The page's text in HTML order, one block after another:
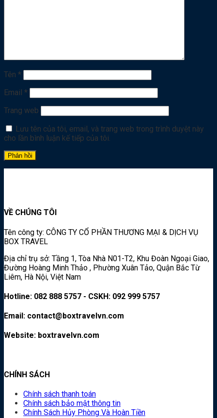
Tên *
Email *
Trang web
Lưu tên của tôi, email, và trang web trong trình duyệt này
cho lần bình luận kế tiếp của tôi.
VỀ CHÚNG TÔI
Tên công ty: CÔNG TY CỔ PHẦN THƯƠNG MẠI & DỊCH VỤ
BOX TRAVEL
Địa chỉ trụ sở: Tầng 1, Tòa Nhà N01-T2, Khu Đoàn Ngoại Giao,
Đường Hoàng Minh Thảo , Phường Xuân Tảo, Quận Bắc Từ
Liêm, Hà Nội, Việt Nam
Hotline: 082 888 5757 - CSKH: 092 999 5757
Email: contact@boxtravelvn.com
Website: boxtravelvn.com
CHÍNH SÁCH
Chính sách thanh toán
Chính sách bảo mật thông tin
Chính Sách Hủy Phòng Và Hoàn Tiền